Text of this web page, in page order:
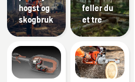
hogst og
skogbruk
feller du
et tre